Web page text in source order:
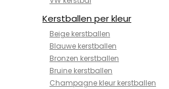
Kerstballen per kleur
Beige kerstballen
Blauwe kerstballen
Bronzen kerstballen
Bruine kerstballen
Champagne kleur kerstballen